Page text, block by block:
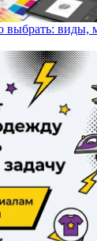
выбрать: виды,